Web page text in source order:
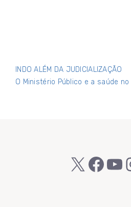
INDO ALÉM DA JUDICIALIZAÇÃO
O Ministério Público e a saúde no
X